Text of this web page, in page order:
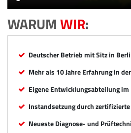
WARUMWIR:
Deutscher Betrieb mit Sitz in
Mehr als 10 Jahre Erfahrung in
Eigene Entwicklungsabteilung im
Instandsetzung durch
Neueste Diagnose- und